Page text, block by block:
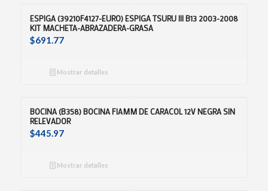
ESPIGA (39210F4127-EURO) ESPIGA TSURU III B13 2003-2008
KIT MACHETA-ABRAZADERA-GRASA
$691.77
Mostrar detalles
BOCINA (B358) BOCINA FIAMM DE CARACOL 12V NEGRA SIN
RELEVADOR
$445.97
Mostrar detalles